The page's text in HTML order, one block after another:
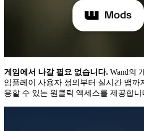
게임에서 나갈 필요 없습니다. Wand의
임플레이 사용자 정의부터 실시간 맵까
용할 수 있는 원클릭 액세스를 제공합니